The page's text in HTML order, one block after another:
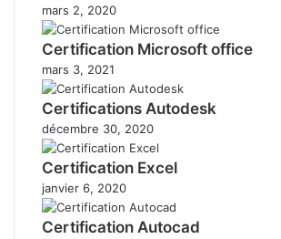
mars 2, 2020
Certification Microsoft office
mars 3, 2021
Certifications Autodesk
décembre 30, 2020
Certification Excel
janvier 6, 2020
Certification Autocad